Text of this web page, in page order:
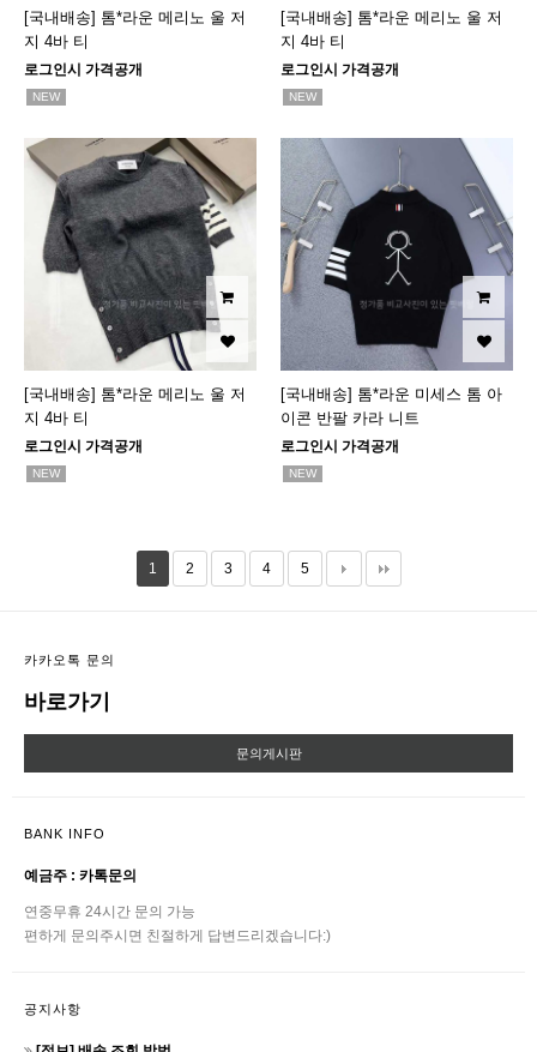
[국내배송] 톰*라운 메리노 울 저
지 4바 티
로그인시 가격공개
NEW
[국내배송] 톰*라운 메리노 울 저
지 4바 티
로그인시 가격공개
NEW
[국내배송] 톰*라운 메리노 울 저
지 4바 티
로그인시 가격공개
NEW
[국내배송] 톰*라운 미세스 톰 아
이콘 반팔 카라 니트
로그인시 가격공개
NEW
1 2 3 4 5
카카오톡 문의
바로가기
문의게시판
BANK INFO
예금주 : 카톡문의
연중무휴 24시간 문의 가능
편하게 문의주시면 친절하게 답변드리겠습니다:)
공지사항